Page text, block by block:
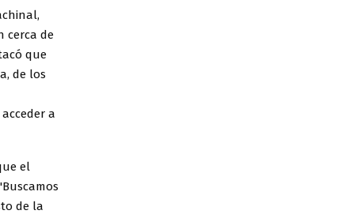
cerca de
que
de los
a
el
de la